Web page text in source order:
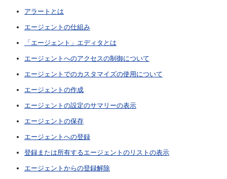
アラートとは
エージェントの仕組み
「エージェント」エディタとは
エージェントへのアクセスの制御について
エージェントでのカスタマイズの使用について
エージェントの作成
エージェントの設定のサマリーの表示
エージェントの保存
エージェントへの登録
登録または所有するエージェントのリストの表示
エージェントからの登録解除